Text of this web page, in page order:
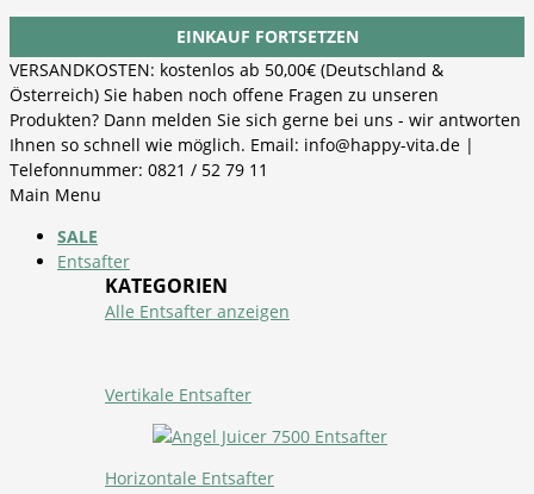
EINKAUF FORTSETZEN
VERSANDKOSTEN: kostenlos ab 50,00€ (Deutschland &
Österreich) Sie haben noch offene Fragen zu unseren
Produkten? Dann melden Sie sich gerne bei uns - wir antworten
Ihnen so schnell wie möglich. Email: info@happy-vita.de |
Telefonnummer: 0821 / 52 79 11
Main Menu
SALE
Entsafter
KATEGORIEN
Alle Entsafter anzeigen
Vertikale Entsafter
Horizontale Entsafter